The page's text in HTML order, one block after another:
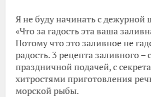
Я не буду начинать с дежурной
«Что за гадость эта ваша
Потому что это заливное не
радость. 3 рецепта заливного – с
праздничной подачей, с
хитростями приготовления
морской рыбы.